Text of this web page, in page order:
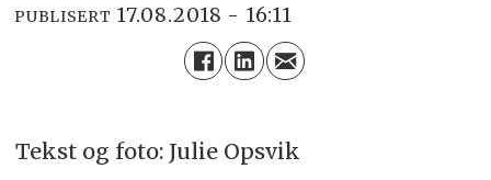
PUBLISERT 17.08.2018 - 16:11
Tekst og foto: Julie Opsvik